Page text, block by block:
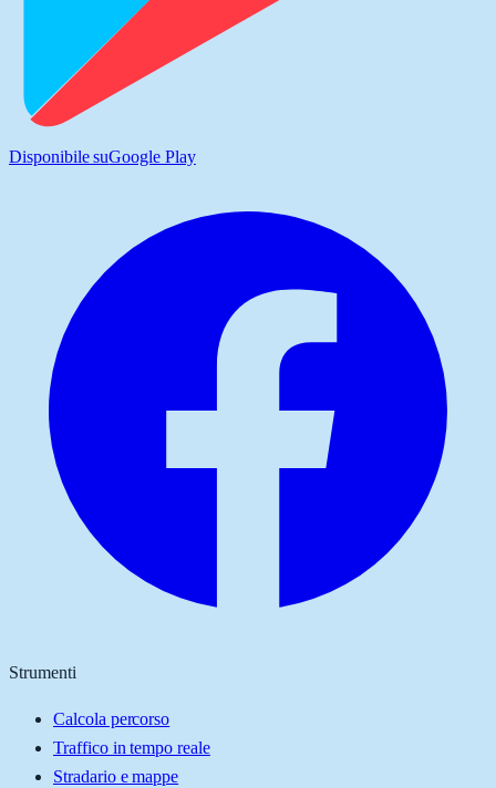
Disponibile suGoogle Play
Strumenti
Calcola percorso
Traffico in tempo reale
Stradario e mappe